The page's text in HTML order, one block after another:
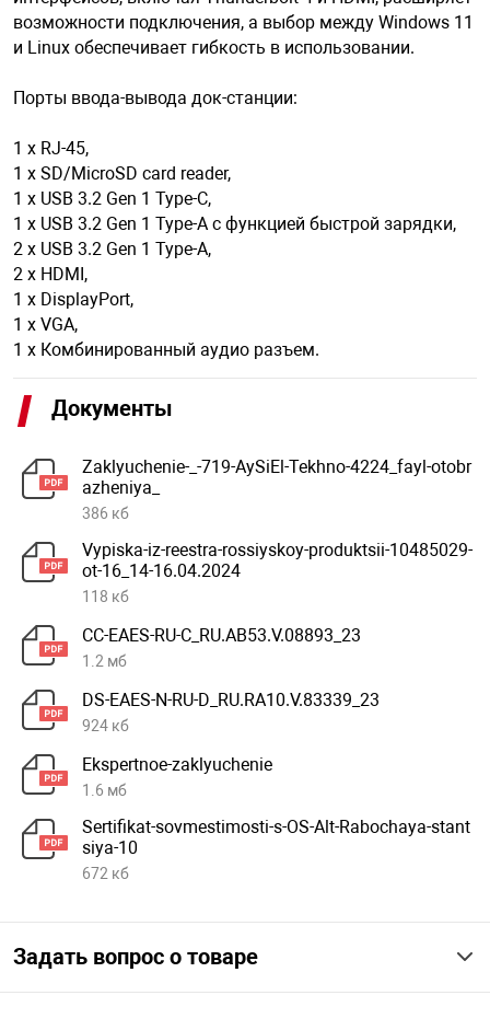
возможности подключения, а выбор между Windows 11
и Linux обеспечивает гибкость в использовании.
Порты ввода-вывода док-станции:
1 x RJ-45,
1 x SD/MicroSD card reader,
1 x USB 3.2 Gen 1 Type-C,
1 x USB 3.2 Gen 1 Type-A с функцией быстрой зарядки,
2 x USB 3.2 Gen 1 Type-A,
2 x HDMI,
1 x DisplayPort,
1 x VGA,
1 x Комбинированный аудио разъем.
Документы
Zaklyuchenie-_-719-AySiEl-Tekhno-4224_fayl-otobr
azheniya_
386 кб
Vypiska-iz-reestra-rossiyskoy-produktsii-10485029-
ot-16_14-16.04.2024
118 кб
CC-EAES-RU-C_RU.AB53.V.08893_23
1.2 мб
DS-EAES-N-RU-D_RU.RA10.V.83339_23
924 кб
Ekspertnoe-zaklyuchenie
1.6 мб
Sertifikat-sovmestimosti-s-OS-Alt-Rabochaya-stant
siya-10
672 кб
Задать вопрос о товаре